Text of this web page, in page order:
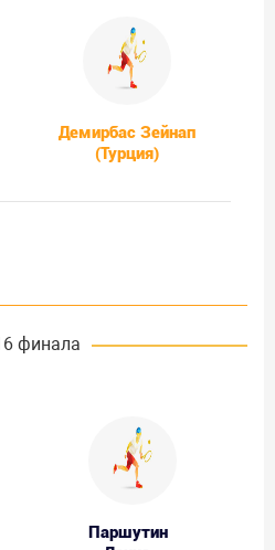
Демирбас Зейнап
(Турция)
финала
Паршутин